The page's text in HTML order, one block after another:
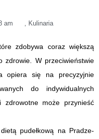
am , Kulinaria
zdobywa coraz większą
zdrowie. W przeciwieństwie
opiera się na precyzyjnie
do indywidualnych
może przynieść
pudełkową na Pradze-